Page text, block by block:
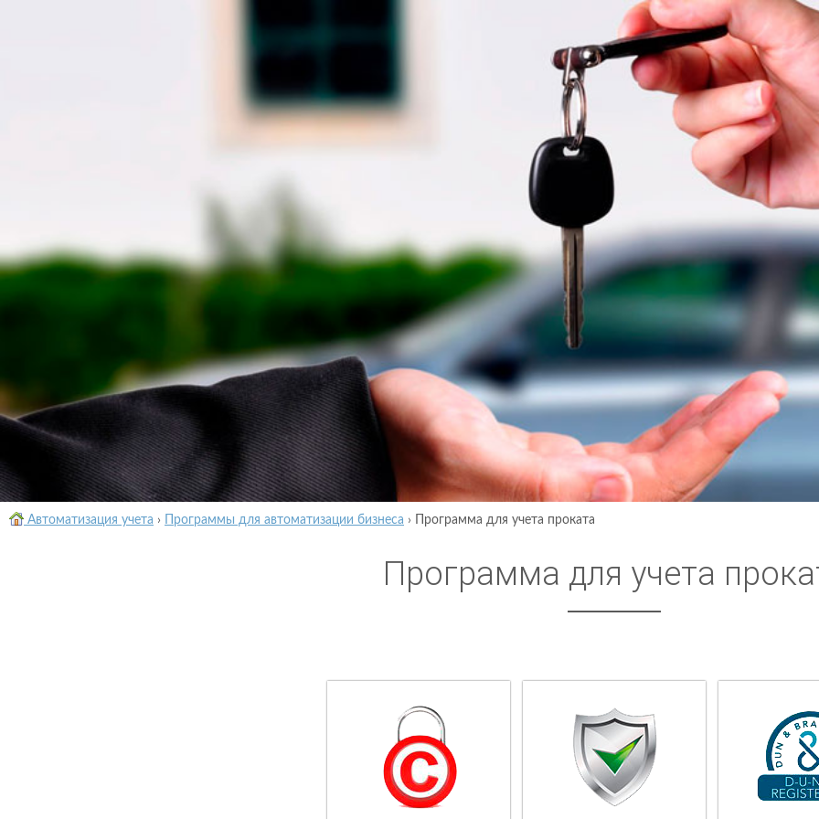
Автоматизация учета › Программы для автоматизации бизнеса › Программа для учета проката
Программа для учета